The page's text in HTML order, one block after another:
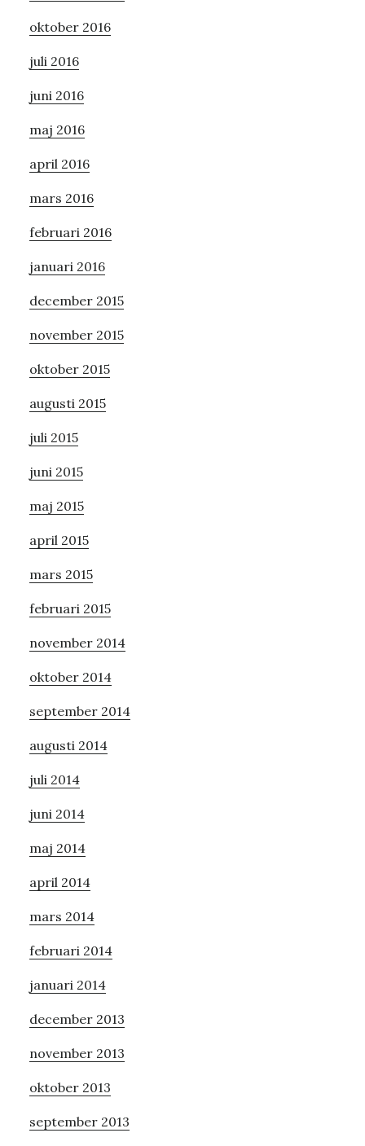
oktober 2016
juli 2016
juni 2016
maj 2016
april 2016
mars 2016
februari 2016
januari 2016
december 2015
november 2015
oktober 2015
augusti 2015
juli 2015
juni 2015
maj 2015
april 2015
mars 2015
februari 2015
november 2014
oktober 2014
september 2014
augusti 2014
juli 2014
juni 2014
maj 2014
april 2014
mars 2014
februari 2014
januari 2014
december 2013
november 2013
oktober 2013
september 2013